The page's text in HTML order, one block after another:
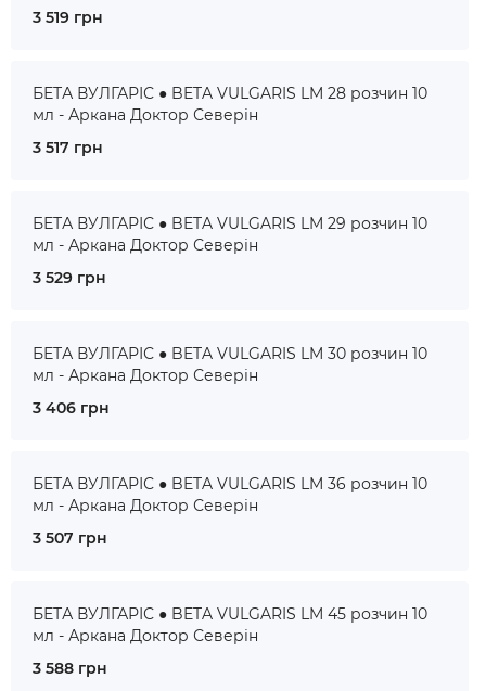
3 519 грн
БЕТА ВУЛГАРІС ● BETA VULGARIS LM 28 розчин 10
мл - Аркана Доктор Северін
3 517 грн
БЕТА ВУЛГАРІС ● BETA VULGARIS LM 29 розчин 10
мл - Аркана Доктор Северін
3 529 грн
БЕТА ВУЛГАРІС ● BETA VULGARIS LM 30 розчин 10
мл - Аркана Доктор Северін
3 406 грн
БЕТА ВУЛГАРІС ● BETA VULGARIS LM 36 розчин 10
мл - Аркана Доктор Северін
3 507 грн
БЕТА ВУЛГАРІС ● BETA VULGARIS LM 45 розчин 10
мл - Аркана Доктор Северін
3 588 грн